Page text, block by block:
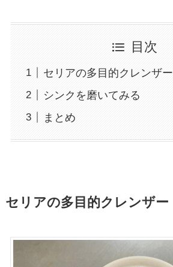
目次
セリアの多目的クレンザー
シンクを磨いてみる
まとめ
セリアの多目的クレンザー